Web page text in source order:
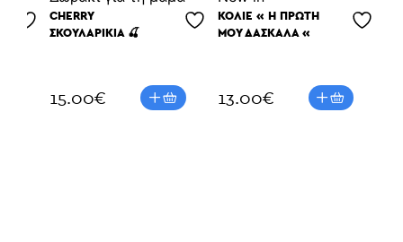
CHERRY
ΣΚΟΥΛΑΡΊΚΙΑ 🍒
15.00€
ΚΟΛΙΕ « Η ΠΡΩΤΗ
ΜΟΥ ΔΑΣΚΑΛΑ «
13.00€